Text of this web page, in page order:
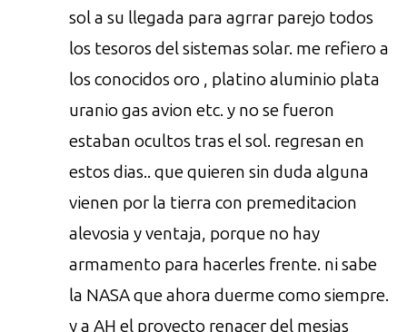
sol a su llegada para agrrar parejo todos
los tesoros del sistemas solar. me refiero a
los conocidos oro , platino aluminio plata
uranio gas avion etc. y no se fueron
estaban ocultos tras el sol. regresan en
estos dias.. que quieren sin duda alguna
vienen por la tierra con premeditacion
alevosia y ventaja, porque no hay
armamento para hacerles frente. ni sabe
la NASA que ahora duerme como siempre.
y a AH el proyecto renacer del mesias